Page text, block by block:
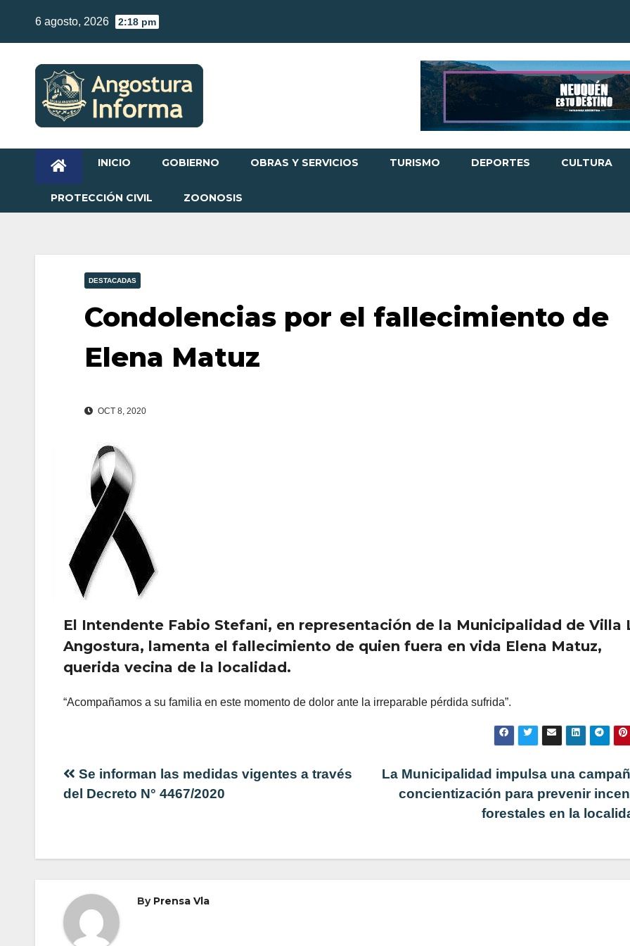
content
6 agosto, 2026 2:18 pm
INICIO GOBIERNO OBRAS Y SERVICIOS TURISMO DEPORTES CULTURA
PROTECCIÓN CIVIL ZOONOSIS
DESTACADAS
Condolencias por el fallecimiento de
Elena Matuz
OCT 8, 2020
El Intendente Fabio Stefani, en representación de la Municipalidad de Villa
Angostura, lamenta el fallecimiento de quien fuera en vida Elena Matuz,
querida vecina de la localidad.
“Acompañamos a su familia en este momento de dolor ante la irreparable pérdida sufrida”.
Navegación
La Municipalidad impulsa una
concientización para prevenir
forestales en la
Se informan las medidas vigentes a través
del Decreto N° 4467/2020
By Prensa Vla